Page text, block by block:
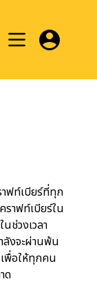
ฟท์เบียร์ที่ทุก
ราฟท์เบียร์ใน
ช่วงเวลา
ลังจะผ่านพ้น
พื่อให้ทุกคน
ด